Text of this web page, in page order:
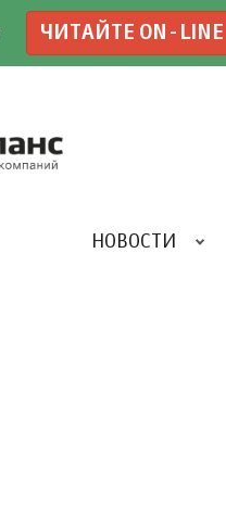
ЧИТАЙТЕ ON-LINE
НОВОСТИ